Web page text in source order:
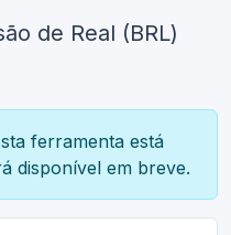
de Real (BRL)
ferramenta está
disponível em breve.